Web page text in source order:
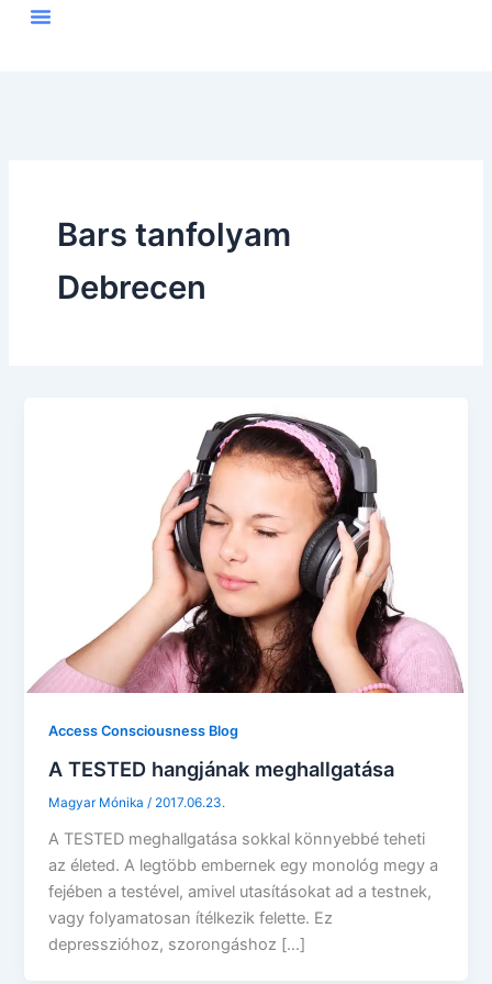
Bars tanfolyam
Debrecen
Access Consciousness Blog
A TESTED hangjának meghallgatása
Magyar Mónika / 2017.06.23.
A TESTED meghallgatása sokkal könnyebbé teheti
az életed. A legtöbb embernek egy monológ megy a
fejében a testével, amivel utasításokat ad a testnek,
vagy folyamatosan ítélkezik felette. Ez
depresszióhoz, szorongáshoz […]